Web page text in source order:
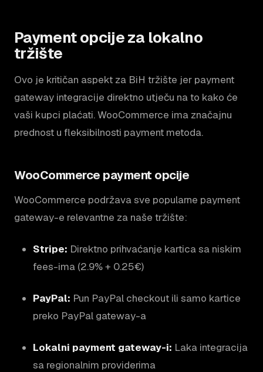
Payment opcije za lokalno
tržište
Ovo je kritičan aspekt za BiH tržište jer payment
gateway integracije direktno utječu na to kako će
vaši kupci plaćati. WooCommerce ima značajnu
prednost u fleksibilnosti payment metoda.
WooCommerce payment opcije
WooCommerce podržava sve popularne payment
gateway-e relevantne za naše tržište:
Stripe: Direktno prihvaćanje kartica sa niskim
fees-ima (2.9% + 0.25€)
PayPal: Pun PayPal checkout ili samo kartice
preko PayPal gateway-a
Lokalni payment gateway-i: Laka integracija
sa regionalnim providerima